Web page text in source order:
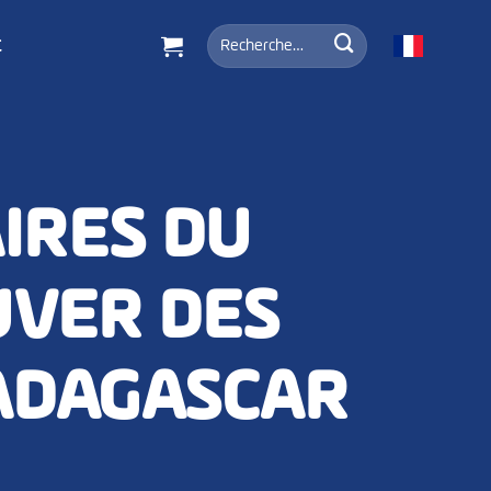
Recherche
pour :
DU
DES